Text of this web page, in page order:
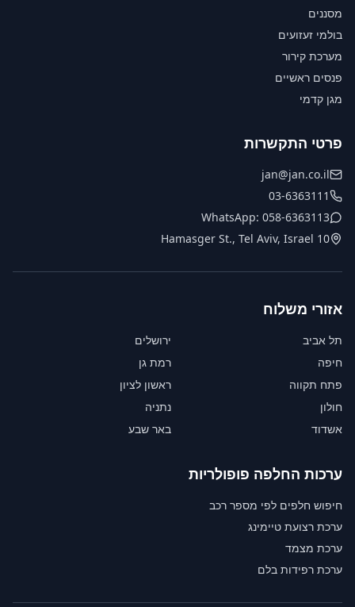
מסננים
בולמי זעזועים
מערכת קירור
פנסים ראשיים
מגן קדמי
פרטי התקשרות
jan@jan.co.il
03-6363111
WhatsApp: 058-6363113
10 Hamasger St., Tel Aviv, Israel
אזורי משלוח
תל אביב
ירושלים
חיפה
רמת גן
פתח תקווה
ראשון לציון
חולון
נתניה
אשדוד
באר שבע
ערכות החלפה פופולריות
חיפוש חלפים לפי מספר רכב
ערכת רצועת טיימינג
ערכת מצמד
ערכת רפידות בלם